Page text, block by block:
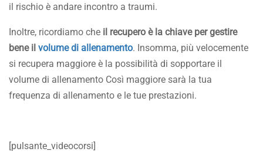
il rischio è andare incontro a traumi.
Inoltre, ricordiamo che il recupero è la chiave per gestire
bene il volume di allenamento. Insomma, più velocemente
si recupera maggiore è la possibilità di sopportare il
volume di allenamento Così maggiore sarà la tua
frequenza di allenamento e le tue prestazioni.
[pulsante_videocorsi]